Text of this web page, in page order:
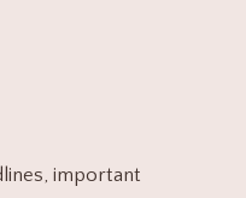
important